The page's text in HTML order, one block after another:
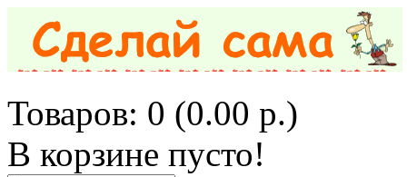
Товаров: 0 (0.00 р.)
В корзине пусто!